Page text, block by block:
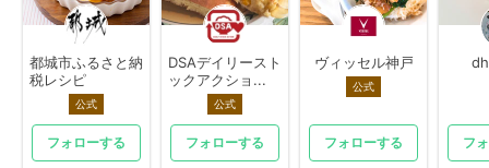
都城市ふるさと納
税レシピ
公式
フォローする
DSAデイリースト
ックアクショ...
公式
フォローする
ヴィッセル神戸
公式
フォローする フ